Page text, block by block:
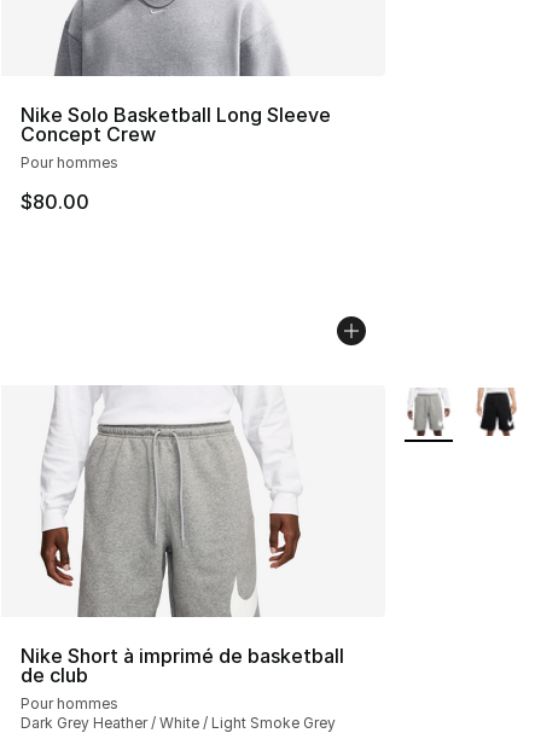
Nike Solo Basketball Long Sleeve
Concept Crew
Pour hommes
$80.00
Nike Short à imprimé de basketball
de club
Pour hommes
Dark Grey Heather / White / Light Smoke Grey
Plus de